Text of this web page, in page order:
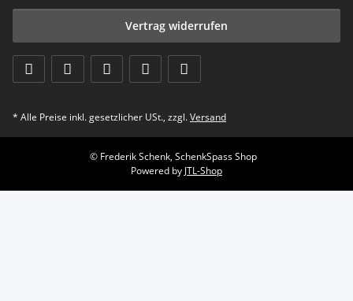
Vertrag widerrufen
* Alle Preise inkl. gesetzlicher USt., zzgl.Versand
© Frederik Schenk, SchenkSpass Shop
Powered by JTL-Shop